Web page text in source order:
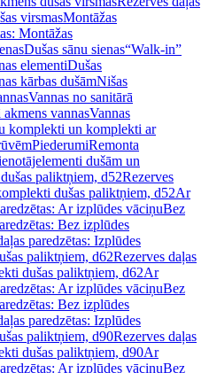
virsmasMontāžas
Montāžas
Dušas sānu sienas“Walk-in”
elementiDušas
kārbas dušāmNišas
Vannas no sanitārā
vannasVannas
komplekti un komplekti ar
PiederumiRemonta
dušām un
paliktņiem, d52Rezerves
dušas paliktņiem, d52Ar
Ar izplūdes vāciņuBez
Bez izplūdes
paredzētas: Izplūdes
paliktņiem, d62Rezerves daļas
dušas paliktņiem, d62Ar
Ar izplūdes vāciņuBez
Bez izplūdes
paredzētas: Izplūdes
paliktņiem, d90Rezerves daļas
dušas paliktņiem, d90Ar
Ar izplūdes vāciņuBez